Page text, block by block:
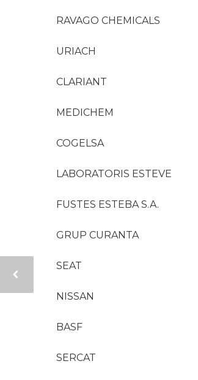
RAVAGO CHEMICALS
URIACH
CLARIANT
MEDICHEM
COGELSA
LABORATORIS ESTEVE
FUSTES ESTEBA S.A.
GRUP CURANTA
SEAT
NISSAN
BASF
SERCAT